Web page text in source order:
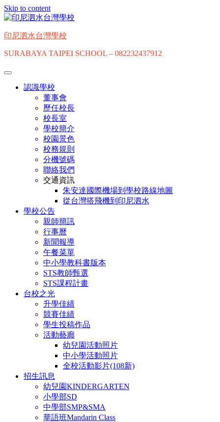
Skip to content
印尼泗水台灣學校
SURABAYA TAIPEI SCHOOL – 082232437912
認識學校
董事會
歷任校長
校長室
學校簡介
校園景色
校務規則
分機號碼
聯絡我們
交通資訊
朱安達國際機場到學校路線地圖
從台灣搭飛機到印尼泗水
學校公告
親師簡訊
行事曆
新聞報導
午餐菜單
中小學教科書版本
STS教師甄選
STS課程計畫
台校之光
升學佳績
競賽佳績
學生投稿作品
活動藝廊
幼兒園活動照片
中小學活動照片
全校活動影片(108新)
招生訊息
幼兒園KINDERGARTEN
小學部SD
中學部SMP&SMA
華語班Mandarin Class